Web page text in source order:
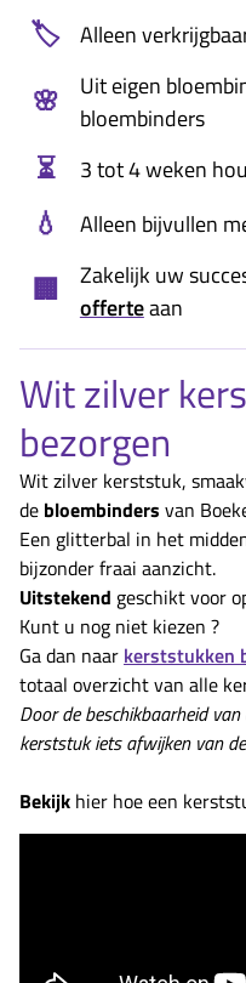
🏷️ Alleen
🌸
Uit eigen
bloembinders
⏳ 3 tot 4 weken
💧 Alleen bijvullen
🏢
Zakelijk uw
offerteaan
Wit zilver
bezorgen
Wit zilver kerststuk,
de bloembinders van
Een glitterbal in het
bijzonder fraai aanzicht.
Uitstekend geschikt voor
Kunt u nog niet kiezen ?
Ga dan naar kerststukken
totaal overzicht van alle
Door de beschikbaarheid
kerststuk iets afwijken van
Bekijk hier hoe een